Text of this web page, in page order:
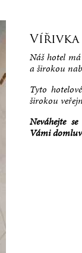
Vířivka
Náš hotel
a širokou
Tyto
širokou
Neváhejte
Vámi